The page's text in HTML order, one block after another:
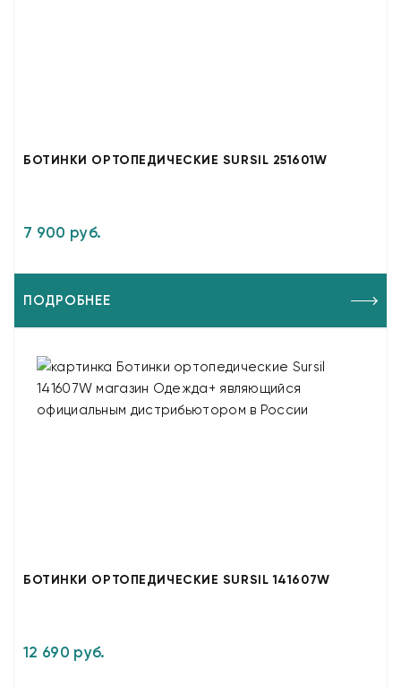
БОТИНКИ ОРТОПЕДИЧЕСКИЕ SURSIL 251601W
7 900 руб.
ПОДРОБНЕЕ
БОТИНКИ ОРТОПЕДИЧЕСКИЕ SURSIL 141607W
12 690 руб.